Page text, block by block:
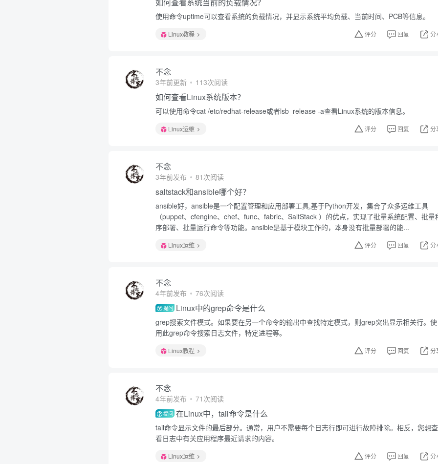
使用命令uptime可以查看系统的负载情况，并显示系统平均负载、当前时间、PCB等信息。
Linux教程 评分 回复 分
不念
3年前更新 113次阅读
如何查看Linux系统版本？
可以使用命令cat /etc/redhat-release或者lsb_release -a查看Linux系统的版本信息。
Linux运维 评分 回复 分
不念
3年前发布 81次阅读
saltstack和ansible哪个好？
ansible好，ansible是一个配置管理和应用部署工具,基于Python开发，集合了众多运维工具
（puppet、cfengine、chef、func、fabric、SaltStack ）的优点，实现了批量系统配置、批量
序部署、批量运行命令等功能。ansible是基于模块工作的，本身没有批量部署的能...
Linux运维 评分 回复 分
不念
4年前发布 76次阅读
提问 Linux中的grep命令是什么
grep搜索文件模式。如果要在另一个命令的输出中查找特定模式，则grep突出显示相关行。使
用此grep命令搜索日志文件，特定进程等。
Linux教程 评分 回复 分
不念
4年前发布 71次阅读
提问 在Linux中，tail命令是什么
tail命令显示文件的最后部分。通常，用户不需要每个日志行即可进行故障排除。相反，您想查
看日志中有关应用程序最近请求的内容。
Linux运维 评分 回复 分